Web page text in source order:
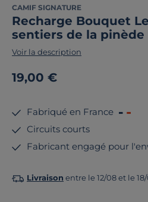
CAMIF SIGNATURE
Recharge Bouquet
sentiers de la pinède
Voir la description
19,00 €
Fabriqué en France
Circuits courts
Fabricant engagé pour
Livraison entre le 12/08 et le